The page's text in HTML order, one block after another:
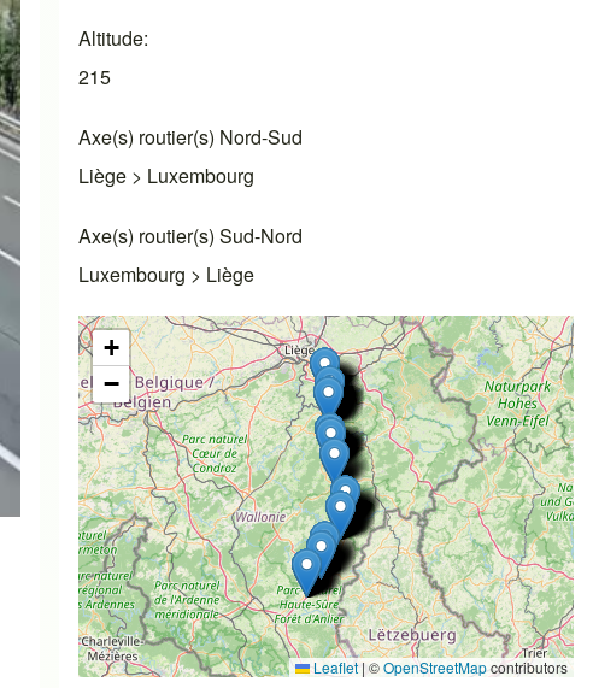
Altitude
215
Axe(s) routier(s) Nord-Sud
Liège > Luxembourg
Axe(s) routier(s) Sud-Nord
Luxembourg > Liège
+
−
Leaflet | ©OpenStreetMapcontributors